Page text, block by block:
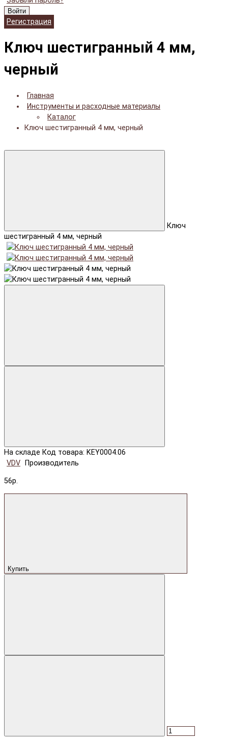
Войти
Регистрация
Ключ шестигранный 4 мм,
черный
Главная
Инструменты и расходные материалы
Каталог
Ключ шестигранный 4 мм, черный
Ключ
шестигранный 4 мм, черный
На складе Код товара: KEY0004.06
VDV
Производитель
56р.
Купить